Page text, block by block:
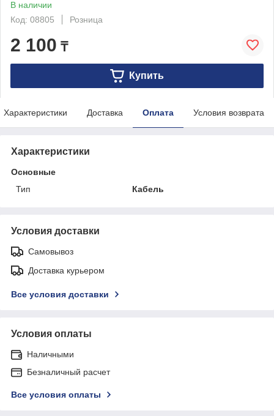
В наличии
Код: 08805
Розница
2 100 ₸
Купить
Характеристики Доставка Оплата Условия возврата
Характеристики
Основные
Тип
Кабель
Условия доставки
Самовывоз
Доставка курьером
Все условия доставки
Условия оплаты
Наличными
Безналичный расчет
Все условия оплаты